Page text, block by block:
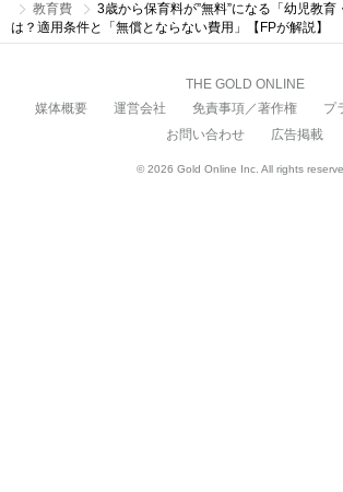
教育費
3歳から保育料が”無料”になる「幼児教育
は？適用条件と「無償とならない費用」【FPが解説】
THE GOLD ONLINE
媒体概要
運営会社 免責事項／著作権
プ
お問い合わせ
広告掲載
© 2026 Gold Online Inc. All rights